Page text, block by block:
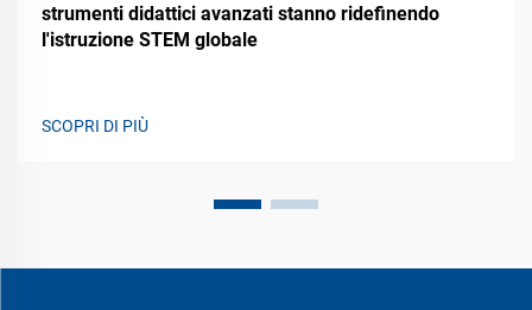
strumenti didattici avanzati stanno ridefinendo
l'istruzione STEM globale
SCOPRI DI PIÙ